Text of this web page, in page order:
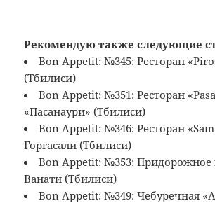
Рекомендую также следующие
Bon Appetit: №345: Ресторан
(Тбилиси)
Bon Appetit: №351: Ресторан
«Пасанаури» (Тбилиси)
Bon Appetit: №346: Ресторан
Горгасали (Тбилиси)
Bon Appetit: №353: Придорожное
Ванати (Тбилиси)
Bon Appetit: №349: Чебуречная